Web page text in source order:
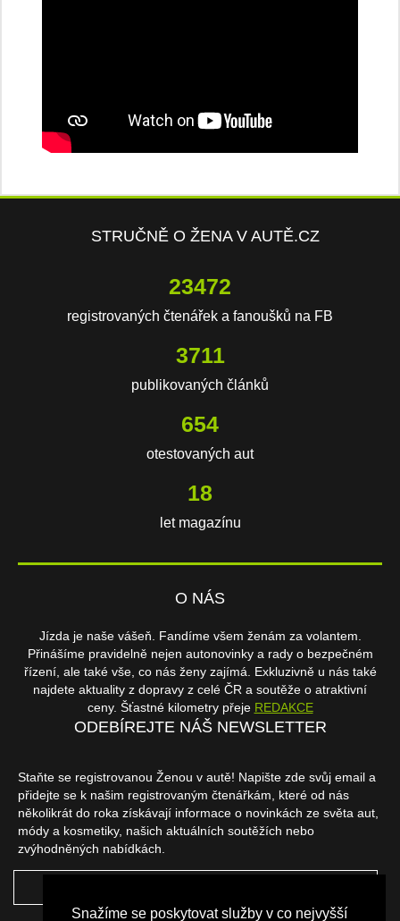
Snažíme se poskytovat služby v co nejvyšší
STRUČNĚ O ŽENA V AUTĚ.CZ
23472
registrovaných čtenářek a fanoušků na FB
3711
publikovaných článků
654
otestovaných aut
18
let magazínu
O NÁS
Jízda je naše vášeň. Fandíme všem ženám za volantem.
Přinášíme pravidelně nejen autonovinky a rady o bezpečném
řízení, ale také vše, co nás ženy zajímá. Exkluzivně u nás také
najdete aktuality z dopravy z celé ČR a soutěže o atraktivní
ceny. Šťastné kilometry přeje REDAKCE
ODEBÍREJTE NÁŠ NEWSLETTER
Staňte se registrovanou Ženou v autě! Napište zde svůj email a
přidejte se k našim registrovaným čtenářkám, které od nás
několikrát do roka získávají informace o novinkách ze světa aut,
módy a kosmetiky, našich aktuálních soutěžích nebo
zvýhodněných nabídkách.
NAŠI PARTNEŘI